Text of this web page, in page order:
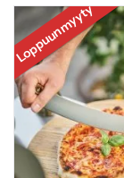
Loppuunmyyty